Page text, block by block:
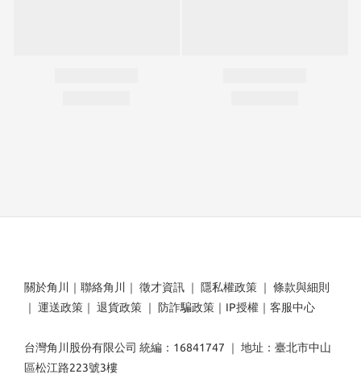
關於角川 ｜ 聯絡角川 ｜ 徵才資訊 ｜ 隱私權政策 ｜ 條款與細則
｜ 運送政策 ｜ 退貨政策 ｜ 防詐騙政策 ｜ IP授權 ｜ 客服中心
台灣角川股份有限公司 統編：16841747 ｜ 地址：臺北市中山
區松江路223號3樓